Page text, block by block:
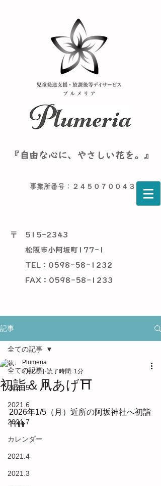
『自由な心に、やさしい花を。』
事業所番号：２４５０７００４３６
〒
515-2343
松阪市小阿坂町177-1
TEL：0598-58-1232
​ FAX：0598-58-1233
記事
全ての記事
2021.5
2021.6
2021.7
カレンダー
2021.4
2021.3
全ての記事
初詣＆凧あげ⛩
Plumeria
1月22日 読了時間: 1分
2026年1/5（月）近所の阿坂神社へ初詣
⛩👫